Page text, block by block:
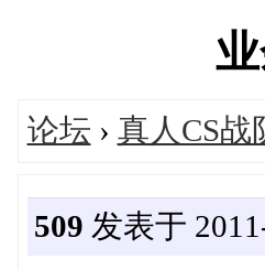
论坛 › 真人CS战
509 发表于